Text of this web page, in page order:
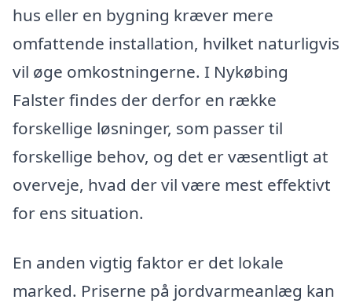
hus eller en bygning kræver mere
omfattende installation, hvilket naturligvis
vil øge omkostningerne. I Nykøbing
Falster findes der derfor en række
forskellige løsninger, som passer til
forskellige behov, og det er væsentligt at
overveje, hvad der vil være mest effektivt
for ens situation.
En anden vigtig faktor er det lokale
marked. Priserne på jordvarmeanlæg kan